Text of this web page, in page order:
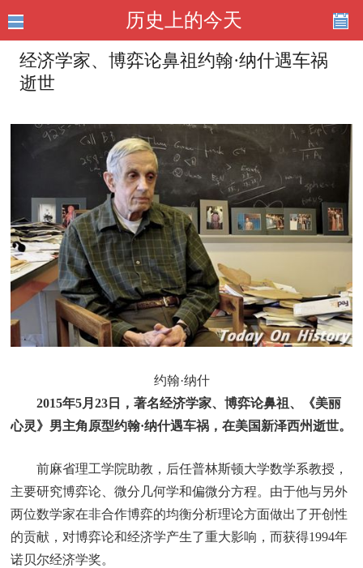
历史上的今天
经济学家、博弈论鼻祖约翰·纳什遇车祸
逝世
约翰·纳什
2015年5月23日，著名经济学家、博弈论鼻祖、《美丽
心灵》男主角原型约翰·纳什遇车祸，在美国新泽西州逝世。
前麻省理工学院助教，后任普林斯顿大学数学系教授，
主要研究博弈论、微分几何学和偏微分方程。由于他与另外
两位数学家在非合作博弈的均衡分析理论方面做出了开创性
的贡献，对博弈论和经济学产生了重大影响，而获得1994年
诺贝尔经济学奖。